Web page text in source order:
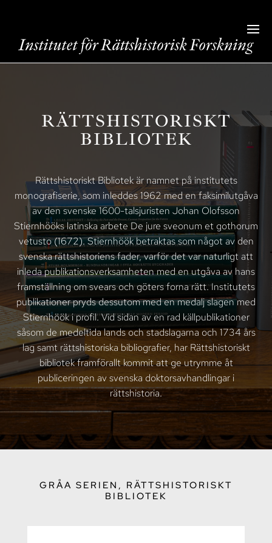
RÄTTSHISTORISKT
BIBLIOTEK
Rättshistoriskt Bibliotek är namnet på institutets
monografiserie, som inleddes 1962 med en faksimilutgåva
av den svenske 1600-talsjuristen Johan Olofsson
Stiernhööks latinska arbete De jure sveonum et gothorum
vetusto (1672). Stiernhöök betraktas som något av den
svenska rättshistoriens fader, varför det var naturligt att
inleda publikationsverksamheten med en utgåva av hans
framställning om svears och göters forna rätt. Institutets
publikationer pryds dessutom med en medalj slagen med
Stiernhöök i profil. Vid sidan av en rad källpublikationer
såsom de medeltida lands och stadslagarna och 1734 års
lag samt rättshistoriska bibliografier, har Rättshistoriskt
bibliotek framförallt kommit att ge utrymme åt
publiceringen av svenska doktorsavhandlingar i
rättshistoria.
GRÅA SERIEN, RÄTTSHISTORISKT
BIBLIOTEK